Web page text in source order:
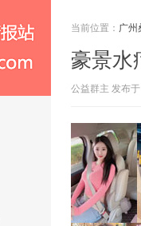
当前位置： 广州
豪景水
公益群主 发布